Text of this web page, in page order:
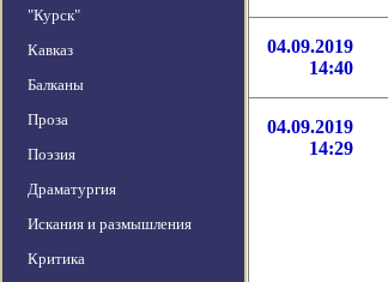
"Курск"
Кавказ
Балканы
Проза
Поэзия
Драматургия
Искания и размышления
Критика
04.09.2019
14:40
04.09.2019
14:29